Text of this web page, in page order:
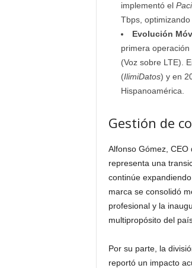
implementó el
Tbps,
Evolución
primera
(Voz sobre LTE).
(IlimiDatos) y en
Hispanoamérica.
Gestión de
Alfonso Gómez,
representa una
continúe
marca se consolidó
profesional y la
multipropósito del
Por su parte, la
reportó un impacto